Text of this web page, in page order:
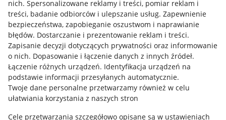
nich. Spersonalizowane reklamy i treści, pomiar reklam i
treści, badanie odbiorców i ulepszanie usług. Zapewnienie
bezpieczeństwa, zapobieganie oszustwom i naprawianie
błędów. Dostarczanie i prezentowanie reklam i treści.
Zapisanie decyzji dotyczących prywatności oraz informowanie
o nich. Dopasowanie i łączenie danych z innych źródeł.
Łączenie różnych urządzeń. Identyfikacja urządzeń na
podstawie informacji przesyłanych automatycznie.
Twoje dane personalne przetwarzamy również w celu
ułatwiania korzystania z naszych stron
Cele przetwarzania szczegółowo opisane są w ustawieniach
Mapa miejscowości
Informacje prawne
Regulamin
Polityka plików "cookies"
Ustawienia plików "cookies"
Udostępnianie lokalizacji